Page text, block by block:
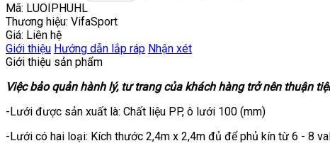
Mã: LUOIPHUHL
Thương hiệu: VifaSport
Giá: Liên hệ
Giới thiệu Hướng dẫn lắp ráp Nhận xét
Giới thiệu sản phẩm
Việc bảo quản hành lý, tư trang của khách hàng trở nên thuận
-Lưới được sản xuất là: Chất liệu PP, ô lưới 100 (mm)
-Lưới có hai loại: Kích thước 2,4m x 2,4m đủ để phủ kín từ 6 - 8